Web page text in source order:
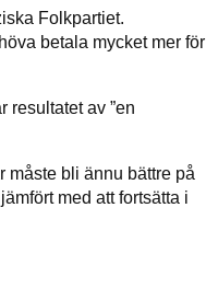
Folkpartiet.
betala mycket mer för
resultatet av ”en
måste bli ännu bättre på
med att fortsätta i